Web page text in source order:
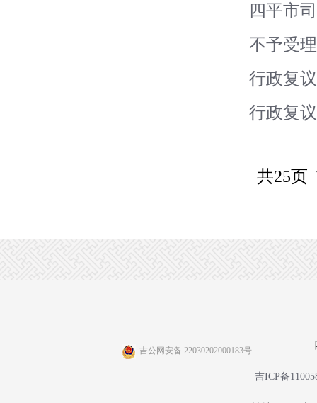
四平市
不予受
行政复
行政复
共25页
吉公网安备 22030202000183号
吉ICP备